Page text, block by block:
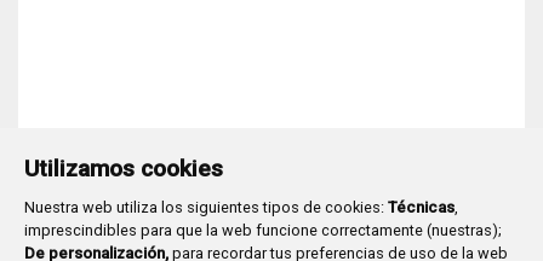
Utilizamos cookies
Nuestra web utiliza los siguientes tipos de cookies: Técnicas,
imprescindibles para que la web funcione correctamente (nuestras);
De personalización, para recordar tus preferencias de uso de la web